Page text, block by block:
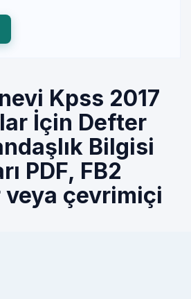
Kpss 2017
İçin Defter
Bilgisi
PDF, FB2
çevrimiçi